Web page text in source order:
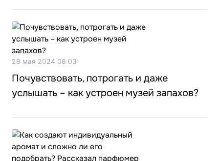
28 мая 2024 08:03
Почувствовать, потрогать и даже
услышать – как устроен музей запахов?